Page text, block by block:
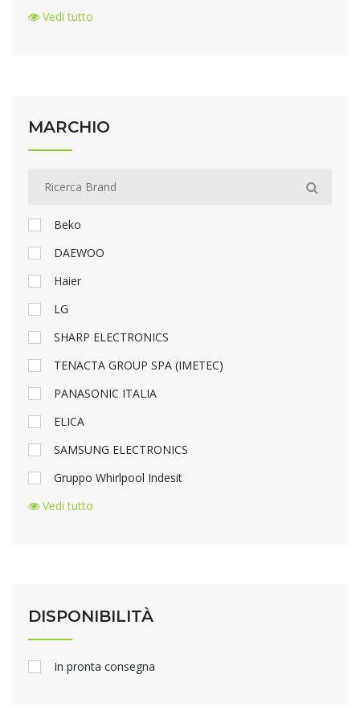
Vedi tutto
MARCHIO
Beko
DAEWOO
Haier
LG
SHARP ELECTRONICS
TENACTA GROUP SPA (IMETEC)
PANASONIC ITALIA
ELICA
SAMSUNG ELECTRONICS
Gruppo Whirlpool Indesit
Vedi tutto
DISPONIBILITÀ
In pronta consegna